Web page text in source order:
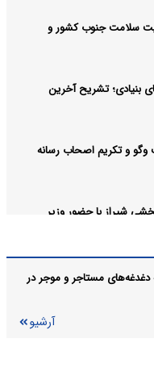
سلامت جنوب کشور و
بنیادی؛ تشریح آخرین
وگو و تکریم اصحاب رسانه
شیراز با حضور وزیر
جهانی هانمادانگ‌ با کسب
فرهنگی و تاریخی شیراز
مستاجر و‌ موجر در
آرشیو